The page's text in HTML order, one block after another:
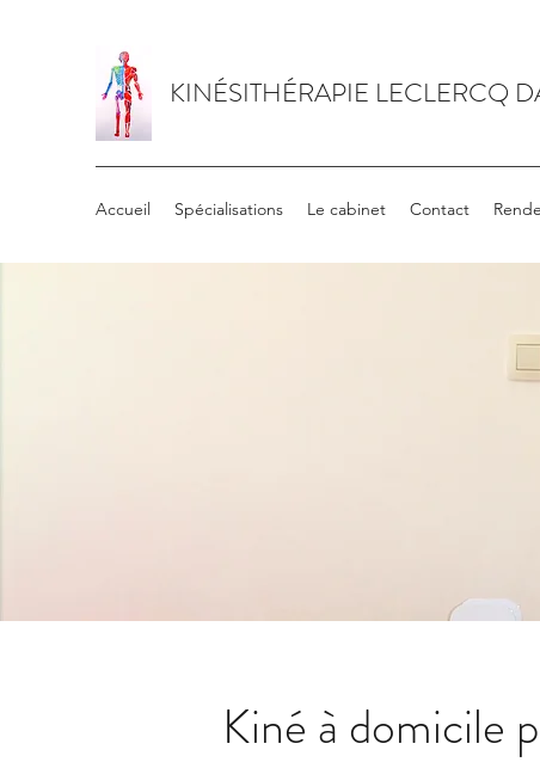
KINÉSITHÉRAPIE LECLERCQ
Accueil Spécialisations Le cabinet Contact
Kiné à domicile